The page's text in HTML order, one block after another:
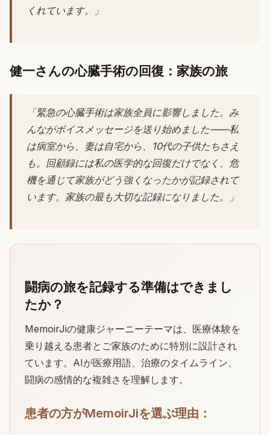
くれています。」
健一さんの心臓手術の回復：家族の旅
「緊急の心臓手術は家族全員に影響しました。み
んながボイスメッセージを送り始めました——私
は病室から、妻は自宅から、10代の子供たちさえ
も。回顧録には私の医学的な回復だけでなく、危
機を通じて家族がどう強くなったかが記録されて
います。家族の最も大切な記録になりました。」
闘病の旅を記録する準備はできまし
たか？
MemoirJiの健康ジャーニーテーマは、医療体験を
乗り越える患者とご家族のために特別に設計され
ています。AIが医療用語、治療のタイムライン、
闘病の感情的な複雑さを理解します。
患者の方がMemoirJiを選ぶ理由：